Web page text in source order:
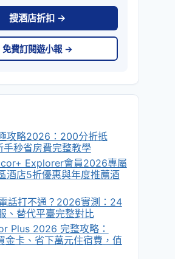
搜酒店折扣 →
免費訂閱遊小報 →
攻略2026：200分折抵
秒省房費完整教學
Explorer會員2026專屬
酒店5折優惠與年度推薦酒
話打不通？2026實測：24
、替代平臺完整對比
Plus 2026 完整攻略：
金卡、省下萬元住宿費，值